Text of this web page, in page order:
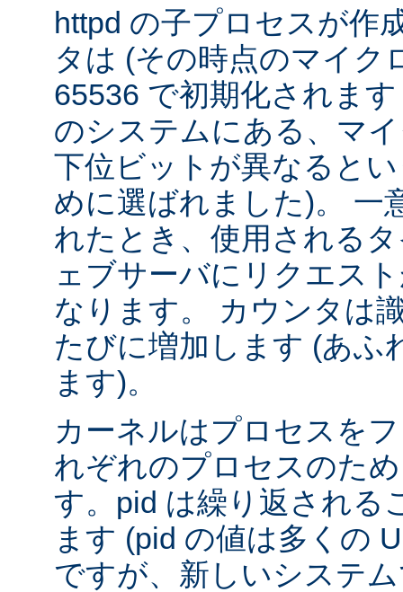
httpd の子プロセスが作
タは (その時点のマイク
65536 で初期化されま
のシステムにある、マ
下位ビットが異なると
めに選ばれました)。 一
れたとき、使用される
ェブサーバにリクエス
なります。 カウンタは
たびに増加します (あふ
ます)。
カーネルはプロセスを
れぞれのプロセスのた
す。pid は繰り返される
ます (pid の値は多くの
ですが、新しいシステ